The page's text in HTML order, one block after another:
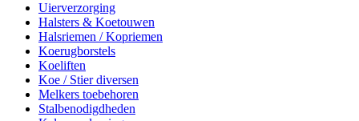
Uierverzorging
Halsters & Koetouwen
Halsriemen / Kopriemen
Koerugborstels
Koeliften
Koe / Stier diversen
Melkers toebehoren
Stalbenodigdheden